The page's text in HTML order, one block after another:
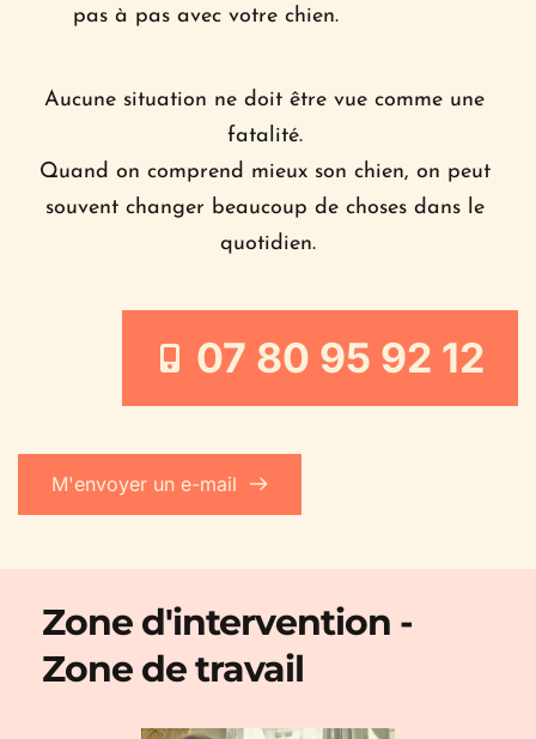
pas à pas avec votre chien.
Aucune situation ne doit être vue comme une
fatalité.
Quand on comprend mieux son chien, on peut
souvent changer beaucoup de choses dans le
quotidien.
07 80 95 92 12
M'envoyer un e-mail
Zone d'intervention -
Zone de travail